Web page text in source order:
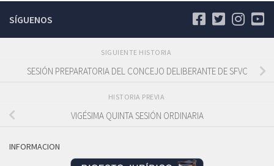
SÍGUENOS
SIGUIENTE HISTORIA
SESIÓN PREPARATORIA DEL CONCEJO DELIBERANTE DE SFVC
HISTORIA PREVIA
VIGÉSIMA QUINTA SESIÓN ORDINARIA
INFORMACION